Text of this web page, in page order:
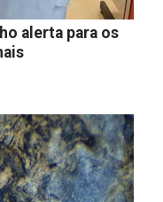
alerta para os